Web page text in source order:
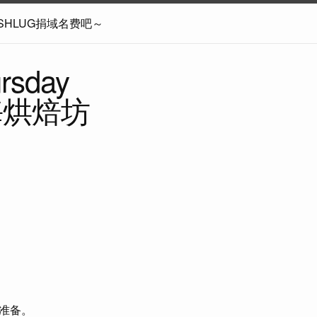
捐域名费吧～
焙坊
。